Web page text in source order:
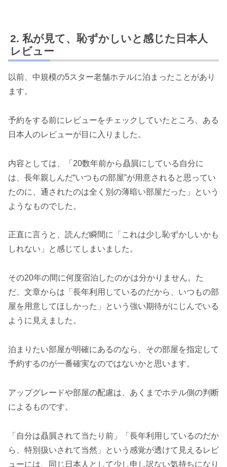
私が見て、恥ずかしいと感じた日本人
レビュー
以前、中規模の5スター老舗ホテルに泊まったことがあり
ます。
予約をする前にレビューをチェックしていたところ、ある
日本人のレビューが目に入りました。
内容としては、「20数年前から贔屓にしている自分に
は、長年親しんだ“いつもの部屋”が用意されると思ってい
たのに、通されたのは全く別の薄暗い部屋だった」という
ようなものでした。
正直に言うと、読んだ瞬間に「これは少し恥ずかしいかも
しれない」と感じてしまいました。
その20年の間に何度宿泊したのかは分かりません。た
だ、文章からは「長年利用しているのだから、いつもの部
屋を用意してほしかった」という強い期待がにじんでいる
ように見えました。
泊まりたい部屋が明確にあるのなら、その部屋を指定して
予約するのが一番確実なのではないかと思います。
アップグレードや部屋の配慮は、あくまでホテル側の判断
によるものです。
「自分は贔屓されて当たり前」「長年利用しているのだか
ら、特別扱いされて当然」という感覚が透けて見えるレビ
ューには、同じ日本人として少し申し訳ない気持ちになり